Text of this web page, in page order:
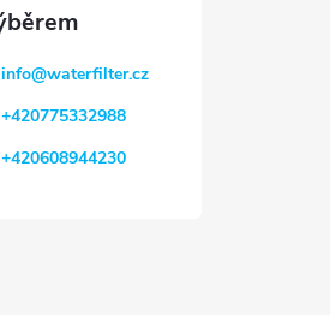
info@waterfilter.cz
+420775332988
+420608944230